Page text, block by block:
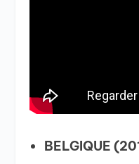
BELGIQUE